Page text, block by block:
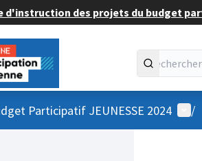
d'instruction des projets du budget
Participatif JEUNESSE 2024 /